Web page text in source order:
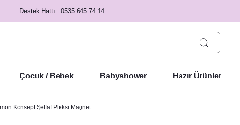
Destek Hattı : 0535 645 74 14
Çocuk / Bebek Babyshower Hazır Ürünler
Konsept Şeffaf Pleksi Magnet